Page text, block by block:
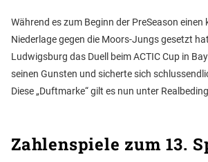
Während es zum Beginn der PreSeason einen
Niederlage gegen die Moors-Jungs gesetzt
Ludwigsburg das Duell beim ACTIC Cup in
seinen Gunsten und sicherte sich
Diese „Duftmarke“ gilt es nun unter
Zahlenspiele zum 13.